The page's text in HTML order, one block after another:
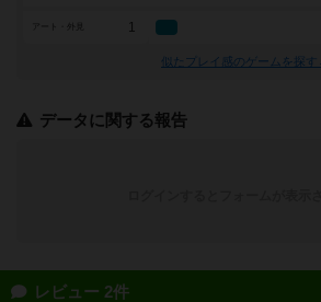
アート・外見 1
似たプレイ感のゲームを探
データに関する報告
レビュー 2件